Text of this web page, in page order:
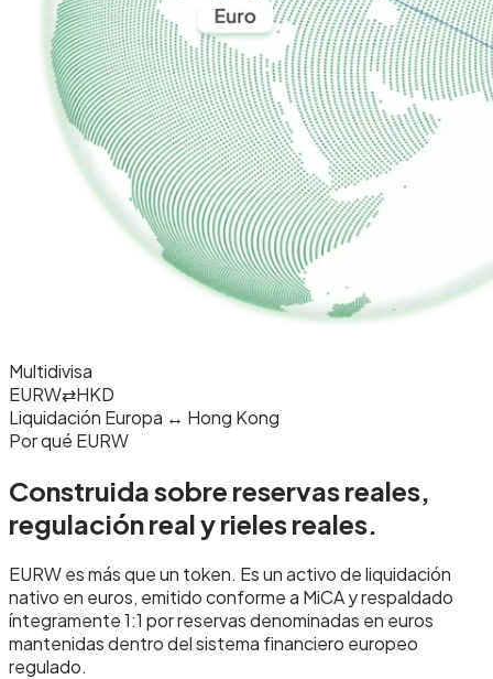
Multidivisa
EURW⇄HKD
Liquidación Europa ↔ Hong Kong
Por qué EURW
Construida sobre reservas reales,
regulaciónreal y rieles reales.
EURW es más que un token. Es un activo de liquidación
nativo en euros, emitido conforme a MiCA y respaldado
íntegramente 1:1 por reservas denominadas en euros
mantenidas dentro del sistema financiero europeo
regulado.